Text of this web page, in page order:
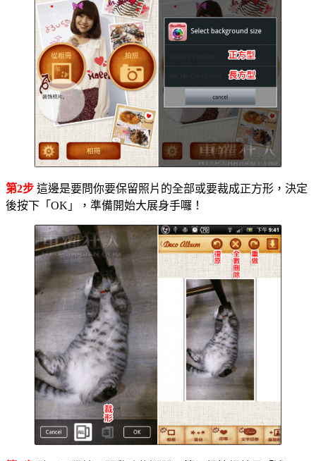
第2步 這邊是要問你要保留照片的全部或要裁成正方形，決定
後按下「OK」，準備開始大展身手囉！